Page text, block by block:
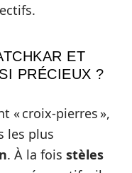
ET
PRÉCIEUX ?
« croix-pierres »,
les plus
. À la fois stèles